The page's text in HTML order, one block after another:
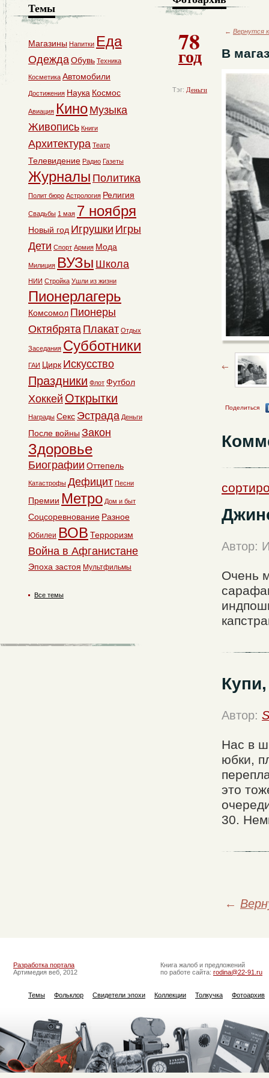
78
год
Тэг: Деньги
← Вернутся
В
Поделиться
Автор:
Очень
Автор:
Нас в
юбки,
это
30.
←
Темы
Магазины Напитки Еда
ОдеждаОбувь Техника
Косметика Автомобили
Достижения Наука Космос
Авиация Кино Музыка
Живопись Книги
Архитектура Театр
Телевидение Радио Газеты
Журналы Политика
Полит бюро Астрология Религия
Свадьбы 1 мая 7 ноября
Новый год Игрушки Игры
Дети Спорт Армия Мода
Милиция ВУЗы Школа
НИИ Стройка Ушли из жизни
Пионерлагерь
Комсомол Пионеры
Октябрята Плакат Отдых
Заседания Субботники
ГАИ Цирк Искусство
Праздники Флот Футбол
Хоккей Открытки
Награды Секс Эстрада Деньги
После войны Закон
Здоровье
Биографии Оттепель
Катастрофы Дефицит Песни
Премии Метро Дом и быт
Соцсоревнование Разное
Юбилеи ВОВ Терроризм
Война в Афганистане
Эпоха застоя Мультфильмы
Все темы
Разработка портала
Артимедия веб, 2012
Книга жалоб и предложений
по работе сайта: rodina@22-91.ru
Темы Фольклор Свидетели эпохи Коллекции Толкучка Фотоархив